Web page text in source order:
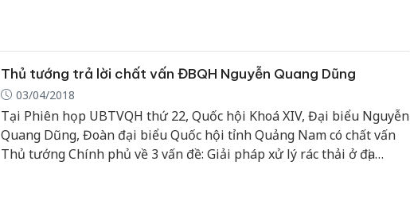
Thủ tướng trả lời chất vấn ĐBQH Nguyễn Quang Dũng
03/04/2018
Tại Phiên họp UBTVQH thứ 22, Quốc hội Khoá XIV, Đại biểu Nguyễn
Quang Dũng, Đoàn đại biểu Quốc hội tỉnh Quảng Nam có chất vấn
Thủ tướng Chính phủ về 3 vấn đề: Giải pháp xử lý rác thải ở địa